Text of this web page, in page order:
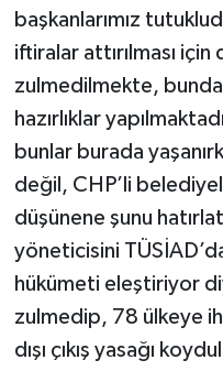
başkanlarımız
iftiralar attırılması
zulmedilmekte,
hazırlıklar
bunlar burada
değil, CHP’li
düşünene şunu
yöneticisini
hükümeti eleştiriyor
zulmedip, 78 ülkeye
dışı çıkış yasağı